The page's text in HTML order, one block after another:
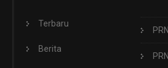
Terbaru
Berita